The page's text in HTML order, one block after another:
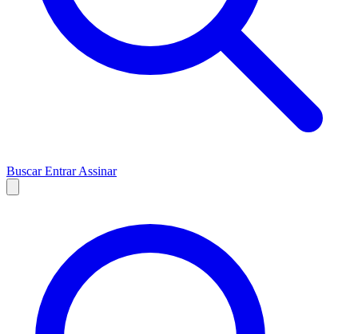
BuscarEntrarAssinar